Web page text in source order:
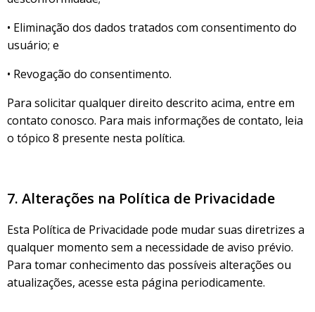
• Eliminação dos dados tratados com consentimento do
usuário; e
• Revogação do consentimento.
Para solicitar qualquer direito descrito acima, entre em
contato conosco. Para mais informações de contato, leia
o tópico 8 presente nesta política.
7. Alterações na Política de Privacidade
Esta Política de Privacidade pode mudar suas diretrizes a
qualquer momento sem a necessidade de aviso prévio.
Para tomar conhecimento das possíveis alterações ou
atualizações, acesse esta página periodicamente.